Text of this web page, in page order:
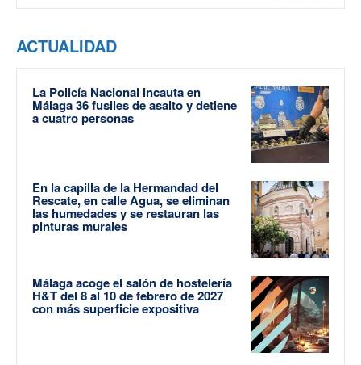
ACTUALIDAD
La Policía Nacional incauta en
Málaga 36 fusiles de asalto y detiene
a cuatro personas
En la capilla de la Hermandad del
Rescate, en calle Agua, se eliminan
las humedades y se restauran las
pinturas murales
Málaga acoge el salón de hostelería
H&T del 8 al 10 de febrero de 2027
con más superficie expositiva